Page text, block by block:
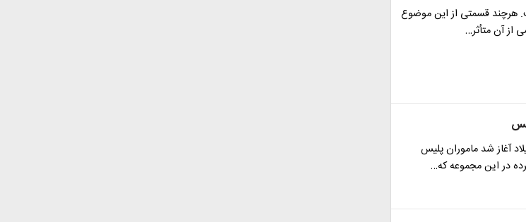
هرچند قسمتی از این موضوع
از آن متأثر…
آغاز شد ماموران پلیس
در اين مجموعه که…